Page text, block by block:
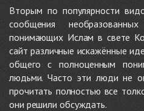
Вторым по популярности
сообщения
понимающих Ислам в свете
сайт различные искажённые
общего с полноценным
людьми. Часто эти люди не
прочитать полностью все
они решили обсуждать.